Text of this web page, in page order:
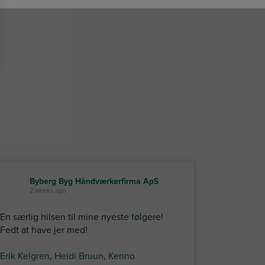
Byberg Byg Håndværkerfirma ApS
2 weeks ago
En særlig hilsen til mine nyeste følgere!
Fedt at have jer med!
Erik Kelgren, Heidi Bruun, Kenno